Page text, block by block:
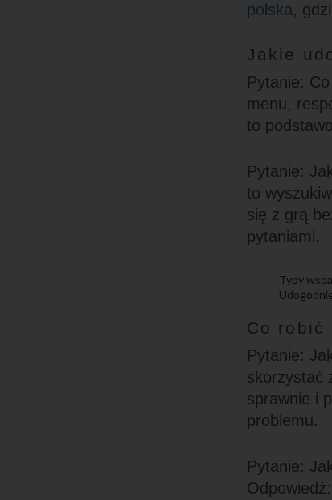
polska,
Jakie
Pytanie:
menu,
to
Pytanie:
to
się z grą
pytaniami.
Typy
Co robić
Pytanie:
skorzystać
sprawnie i
problemu.
Pytanie: